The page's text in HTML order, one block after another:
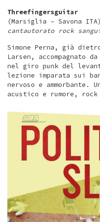
Threefingersguitar
(Marsiglia – Savona ITA)
cantautorato rock
Simone Perna, già
Larsen, accompagnato
nel giro punk del
lezione imparata sui
nervoso e ammorbante.
acustico e rumore, rock